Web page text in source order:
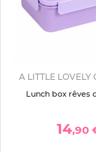
A LITTLE LOVELY
Lunch box rêves
14,90